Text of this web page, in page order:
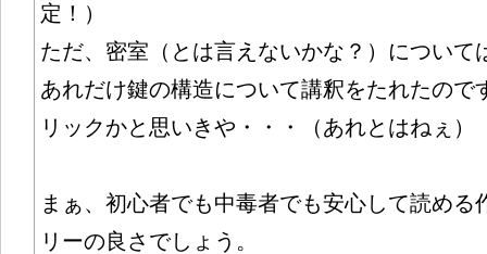
定！）
ただ、密室（とは言えないかな？）について
あれだけ鍵の構造について講釈をたれたので
リックかと思いきや・・・（あれとはねぇ）
まぁ、初心者でも中毒者でも安心して読める
リーの良さでしょう。